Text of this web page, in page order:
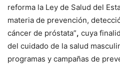
reforma la Ley de Salud del
materia de prevención,
cáncer de próstata”, cuya
del cuidado de la salud
programas y campañas de